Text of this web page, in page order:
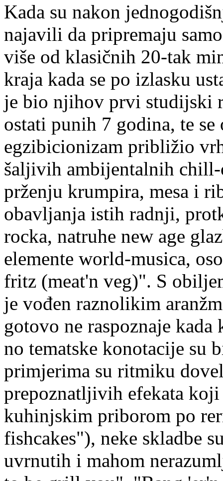
Kada su nakon
najavili da pripremaju
više od klasičnih 20-tak
kraja kada se po izlasku
je bio njihov prvi studijski
ostati punih 7 godina, te
egzibicionizam približio
šaljivih ambijentalnih
prženju krumpira, mesa i
obavljanja istih radnji,
rocka, natruhe new age
elemente world-musica,
fritz (meat'n veg)". S
je vođen raznolikim
gotovo ne raspoznaje
no tematske konotacije su
primjerima su ritmiku
prepoznatljivih efekata koji
kuhinjskim priborom po
fishcakes"), neke skladbe
uvrnutih i mahom